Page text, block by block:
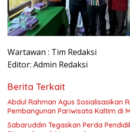
Wartawan : Tim Redaksi
Editor: Admin Redaksi
Berita Terkait
Abdul Rahman Agus Sosialisasikan
Pembangunan Pariwisata Kaltim di
Sabaruddin Tegaskan Perda